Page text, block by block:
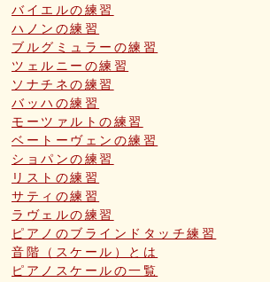
バイエルの練習
ハノンの練習
ブルグミュラーの練習
ツェルニーの練習
ソナチネの練習
バッハの練習
モーツァルトの練習
ベートーヴェンの練習
ショパンの練習
リストの練習
サティの練習
ラヴェルの練習
ピアノのブラインドタッチ練習
音階（スケール）とは
ピアノスケールの一覧